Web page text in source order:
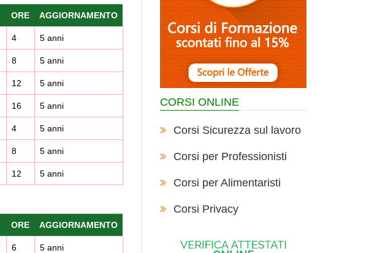
ORE AGGIORNAMENTO
4 5 anni
8 5 anni
12 5 anni
16 5 anni
4 5 anni
8 5 anni
12 5 anni
ORE AGGIORNAMENTO
6 5 anni
CORSI ONLINE
Corsi Sicurezza sul lavoro
Corsi per Professionisti
Corsi per Alimentaristi
Corsi Privacy